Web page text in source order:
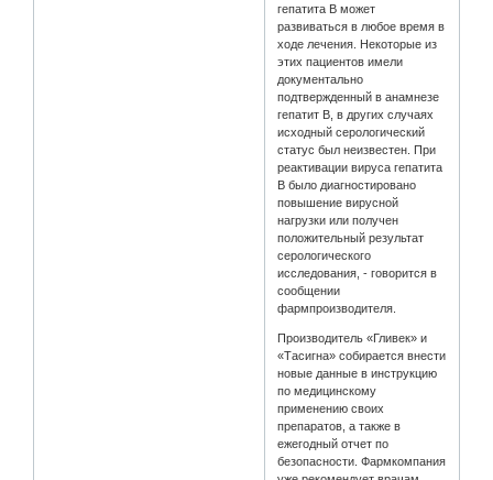
гепатита B может
развиваться в любое время в
ходе лечения. Некоторые из
этих пациентов имели
документально
подтвержденный в анамнезе
гепатит B, в других случаях
исходный серологический
статус был неизвестен. При
реактивации вируса гепатита
B было диагностировано
повышение вирусной
нагрузки или получен
положительный результат
серологического
исследования, - говорится в
сообщении
фармпроизводителя.
Производитель «Гливек» и
«Тасигна» собирается внести
новые данные в инструкцию
по медицинскому
применению своих
препаратов, а также в
ежегодный отчет по
безопасности. Фармкомпания